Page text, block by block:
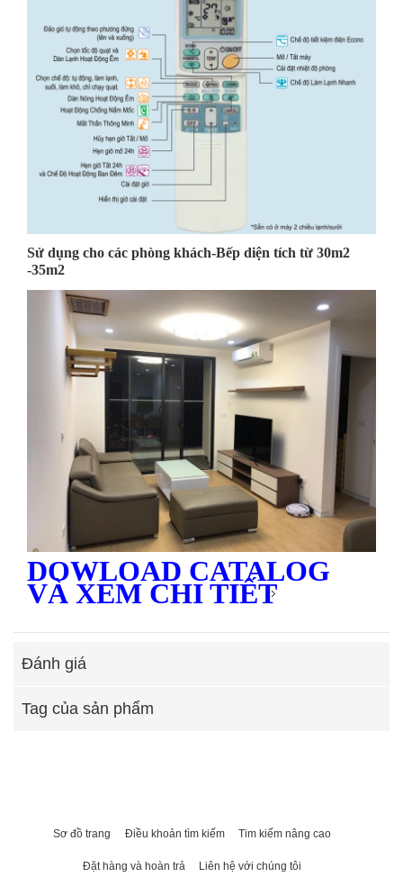
Sử dụng cho các phòng khách-Bếp diện tích từ 30m2
-35m2
DOWLOAD CATALOG
VÀ XEM CHI TIẾT
Đánh giá
Tag của sản phẩm
Sơ đồ trang Điều khoản tìm kiếm Tim kiếm nâng cao
Đặt hàng và hoàn trả Liên hệ với chúng tôi